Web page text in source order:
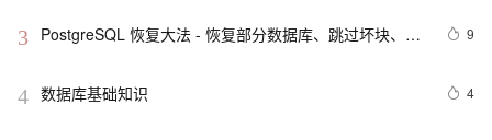
3
PostgreSQL 恢复大法 - 恢复部分数据库、跳过坏块、修
9
4 数据库基础知识 4